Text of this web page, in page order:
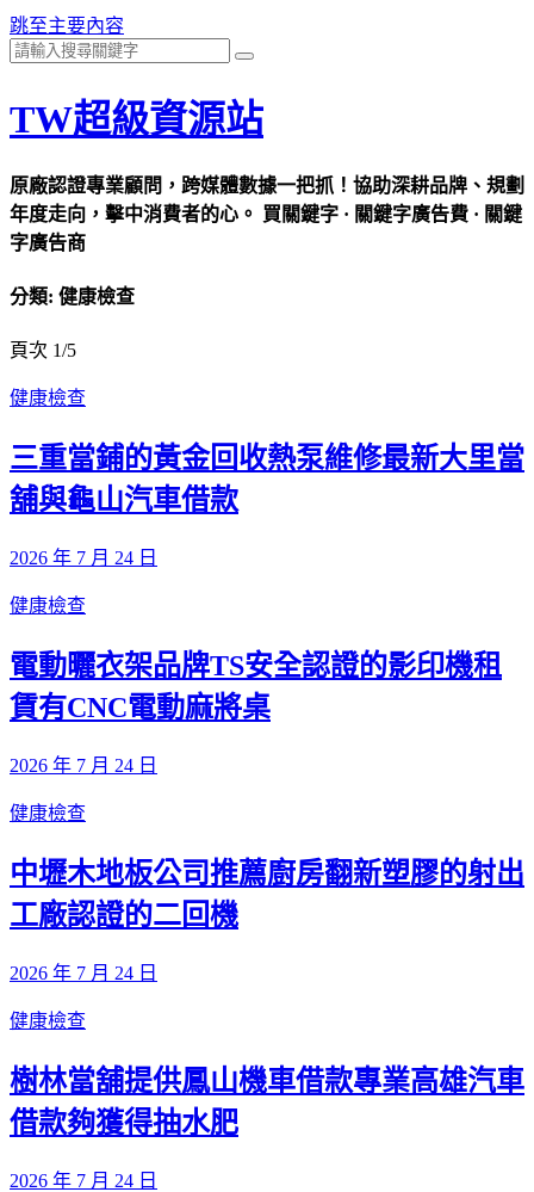
跳至主要內容
TW超級資源站
原廠認證專業顧問，跨媒體數據一把抓！協助深耕品牌、規劃
年度走向，擊中消費者的心。 買關鍵字 · 關鍵字廣告費 · 關鍵
字廣告商
分類: 健康檢查
頁次 1/5
健康檢查
三重當鋪的黃金回收熱泵維修最新大里當
舖與龜山汽車借款
2026 年 7 月 24 日
健康檢查
電動曬衣架品牌TS安全認證的影印機租
賃有CNC電動麻將桌
2026 年 7 月 24 日
健康檢查
中壢木地板公司推薦廚房翻新塑膠的射出
工廠認證的二回機
2026 年 7 月 24 日
健康檢查
樹林當舖提供鳳山機車借款專業高雄汽車
借款夠獲得抽水肥
2026 年 7 月 24 日